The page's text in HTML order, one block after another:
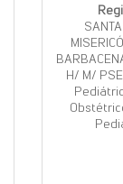
H/ M/